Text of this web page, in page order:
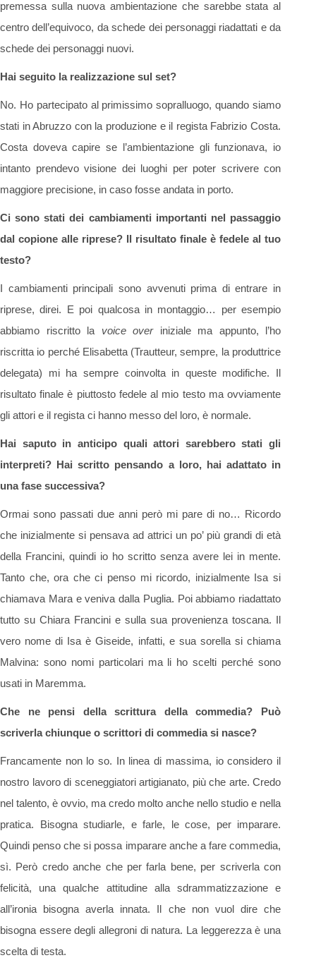
premessa sulla nuova ambientazione che sarebbe stata al
centro dell’equivoco, da schede dei personaggi riadattati e da
schede dei personaggi nuovi.
Hai seguito la realizzazione sul set?
No. Ho partecipato al primissimo sopralluogo, quando siamo
stati in Abruzzo con la produzione e il regista Fabrizio Costa.
Costa doveva capire se l’ambientazione gli funzionava, io
intanto prendevo visione dei luoghi per poter scrivere con
maggiore precisione, in caso fosse andata in porto.
Ci sono stati dei cambiamenti importanti nel passaggio
dal copione alle riprese? Il risultato finale è fedele al tuo
testo?
I cambiamenti principali sono avvenuti prima di entrare in
riprese, direi. E poi qualcosa in montaggio… per esempio
abbiamo riscritto la voice overiniziale ma appunto, l’ho
riscritta io perché Elisabetta (Trautteur, sempre, la produttrice
delegata) mi ha sempre coinvolta in queste modifiche. Il
risultato finale è piuttosto fedele al mio testo ma ovviamente
gli attori e il regista ci hanno messo del loro, è normale.
Hai saputo in anticipo quali attori sarebbero stati gli
interpreti? Hai scritto pensando a loro, hai adattato in
una fase successiva?
Ormai sono passati due anni però mi pare di no… Ricordo
che inizialmente si pensava ad attrici un po’ più grandi di età
della Francini, quindi io ho scritto senza avere lei in mente.
Tanto che, ora che ci penso mi ricordo, inizialmente Isa si
chiamava Mara e veniva dalla Puglia. Poi abbiamo riadattato
tutto su Chiara Francini e sulla sua provenienza toscana. Il
vero nome di Isa è Giseide, infatti, e sua sorella si chiama
Malvina: sono nomi particolari ma li ho scelti perché sono
usati in Maremma.
Che ne pensi della scrittura della commedia? Può
scriverla chiunque o scrittori di commedia si nasce?
Francamente non lo so. In linea di massima, io considero il
nostro lavoro di sceneggiatori artigianato, più che arte. Credo
nel talento, è ovvio, ma credo molto anche nello studio e nella
pratica. Bisogna studiarle, e farle, le cose, per imparare.
Quindi penso che si possa imparare anche a fare commedia,
sì. Però credo anche che per farla bene, per scriverla con
felicità, una qualche attitudine alla sdrammatizzazione e
all’ironia bisogna averla innata. Il che non vuol dire che
bisogna essere degli allegroni di natura. La leggerezza è una
scelta di testa.